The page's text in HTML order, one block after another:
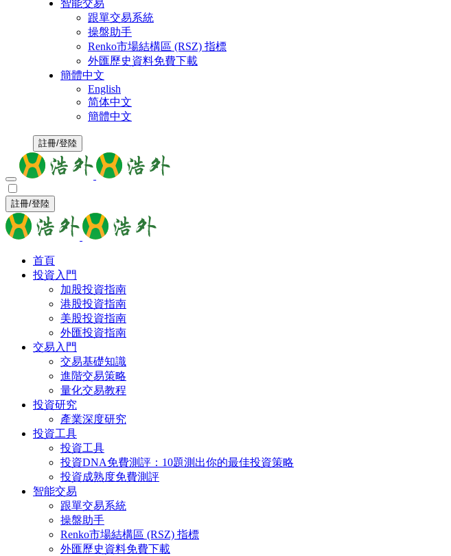
智能交易
跟單交易系統
操盤助手
Renko市場結構區 (RSZ) 指標
外匯歷史資料免費下載
簡體中文
English
简体中文
簡體中文
註冊/登陸
註冊/登陸
首頁
投資入門
加股投資指南
港股投資指南
美股投資指南
外匯投資指南
交易入門
交易基礎知識
進階交易策略
量化交易教程
投資研究
產業深度研究
投資工具
投資工具
投資DNA免費測評：10題測出你的最佳投資策略
投資成熟度免費測評
智能交易
跟單交易系統
操盤助手
Renko市場結構區 (RSZ) 指標
外匯歷史資料免費下載